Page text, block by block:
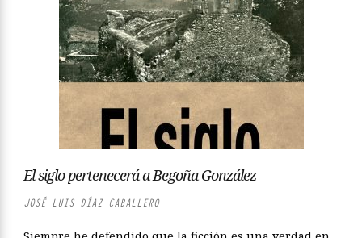
El siglo pertenecerá a Begoña González
JOSÉ LUIS DÍAZ CABALLERO